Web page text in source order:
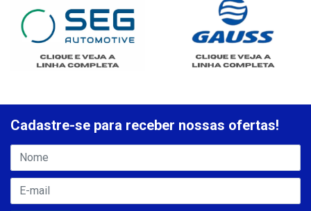
Cadastre-se para receber nossas ofertas!